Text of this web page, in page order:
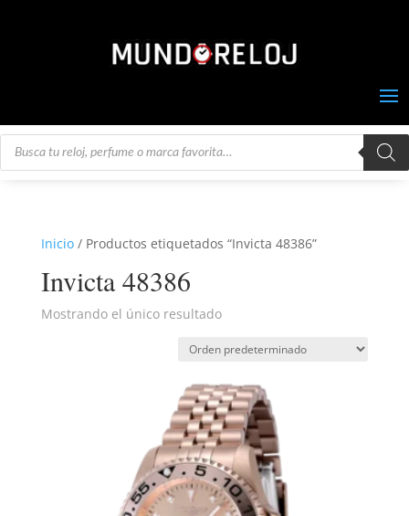
Búsqueda
Inicio/ Productos etiquetados “Invicta 48386”
Invicta 48386
Mostrando el único resultado